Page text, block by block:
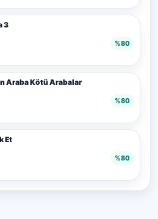
3
%80
Araba Kötü Arabalar
%80
Et
%80